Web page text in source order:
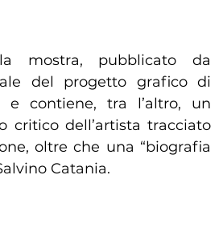
mostra, pubblicato da
del progetto grafico di
e contiene, tra l’altro, un
critico dell’artista tracciato
oltre che una “biografia
Catania.